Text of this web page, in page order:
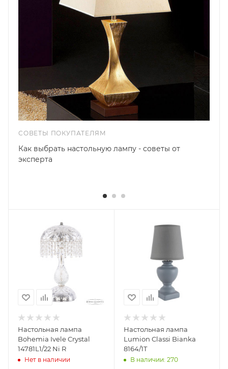
СОВЕТЫ ПОКУПАТЕЛЯМ
Как выбрать настольную лампу - советы от
эксперта
Настольная лампа
Bohemia Ivele Crystal
14781L1/22 Ni R
Нет в наличии
Настольная лампа
Lumion Classi Bianka
8164/1T
В наличии: 270